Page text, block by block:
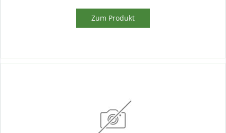
Zum Produkt